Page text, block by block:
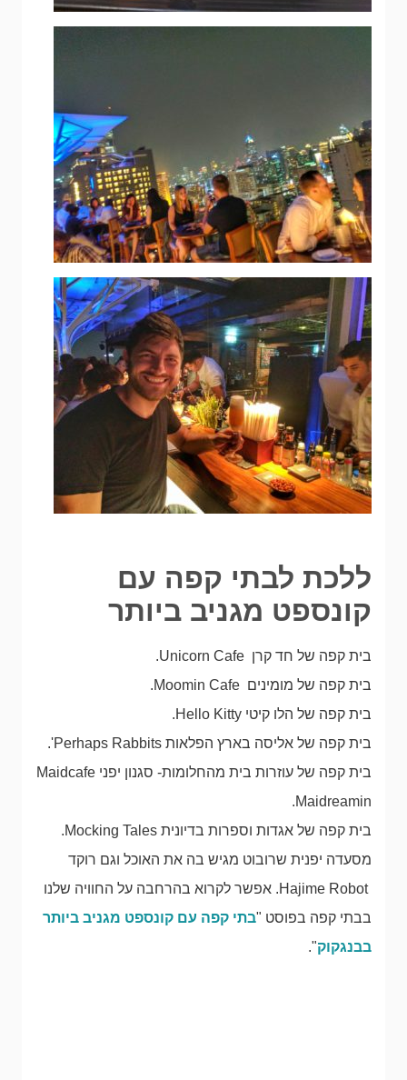
ללכת לבתי קפה עם
קונספט מגניב ביותר
בית קפה של חד קרן Unicorn Cafe.
בית קפה של מומינים Moomin Cafe.
בית קפה של הלו קיטי Hello Kitty.
בית קפה של אליסה בארץ הפלאות Perhaps Rabbits'.
בית קפה של עוזרות בית מהחלומות- סגנון יפני Maidcafe
Maidreamin.
בית קפה של אגדות וספרות בדיונית Mocking Tales.
מסעדה יפנית שרובוט מגיש בה את האוכל וגם רוקד
Hajime Robot. אפשר לקרוא בהרחבה על החוויה שלנו
בבתי קפה בפוסט "בתי קפה עם קונספט מגניב ביותר
בבנגקוק".